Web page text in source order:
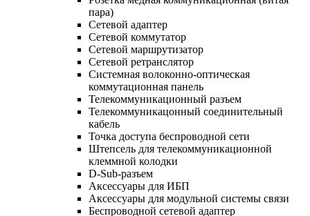
пара)
Сетевой адаптер
Сетевой коммутатор
Сетевой маршрутизатор
Сетевой ретранслятор
Системная волоконно-оптическая
коммутационная панель
Телекоммуникационный разъем
Телекоммуникацонный соединительный
кабель
Точка доступа беспроводной сети
Штепсель для телекоммуникационной
клеммной колодки
D-Sub-разъем
Аксессуары для ИБП
Аксессуары для модульной системы связи
Беспроводной сетевой адаптер